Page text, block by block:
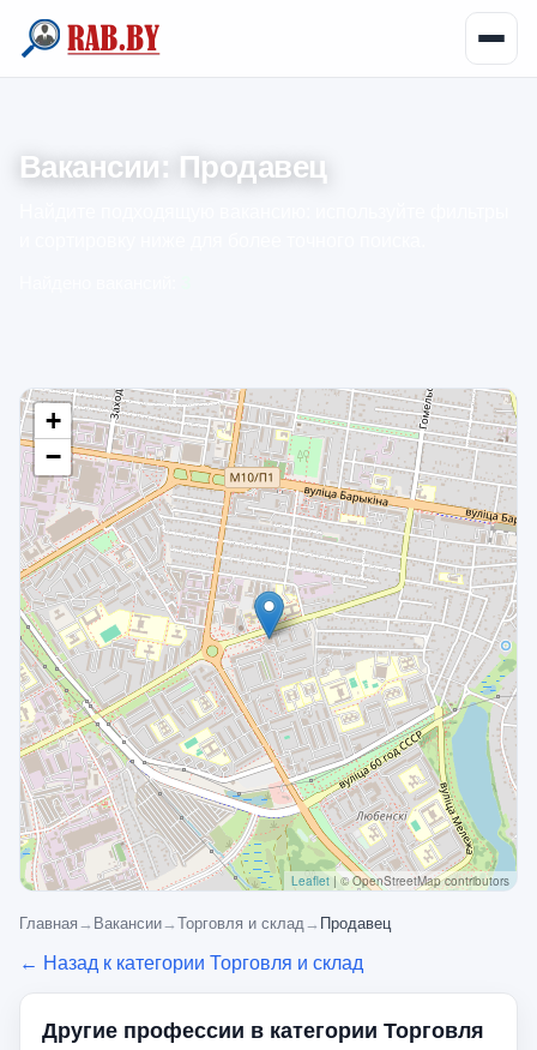
Вакансии: Продавец
+
−
Leaflet | © OpenStreetMap contributors
Главная → Вакансии→ Торговля и склад→ Продавец
← Назад к категории Торговля и склад
Другие профессии в категории Торговля